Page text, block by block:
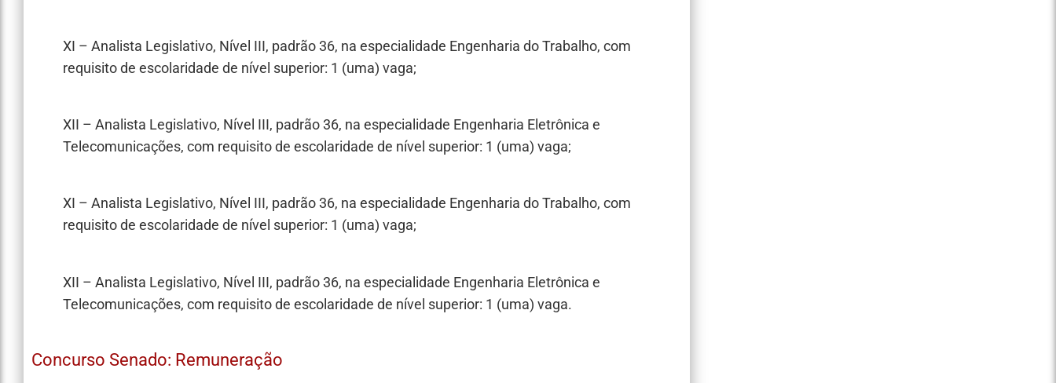
XI – Analista Legislativo, Nível III, padrão 36, na especialidade Engenharia do Trabalho, com
requisito de escolaridade de nível superior: 1 (uma) vaga;
XII – Analista Legislativo, Nível III, padrão 36, na especialidade Engenharia Eletrônica e
Telecomunicações, com requisito de escolaridade de nível superior: 1 (uma) vaga;
XI – Analista Legislativo, Nível III, padrão 36, na especialidade Engenharia do Trabalho, com
requisito de escolaridade de nível superior: 1 (uma) vaga;
XII – Analista Legislativo, Nível III, padrão 36, na especialidade Engenharia Eletrônica e
Telecomunicações, com requisito de escolaridade de nível superior: 1 (uma) vaga.
Concurso Senado: Remuneração